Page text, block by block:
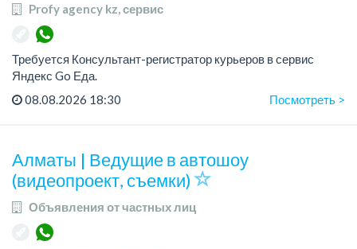
Profy agency kz, сервис
Требуется Консультант-регистратор курьеров в сервис
Яндекс Go Еда.
Условия: работа в офисе (Абылай хана - Макатаева).
График работы: 5/2, пятидневка, с 9 до 18 час.
08.08.2026 18:30 Посмотреть >
Алматы | Ведущие в автошоу
(видеопроект, съемки)
Объявления от частных лиц